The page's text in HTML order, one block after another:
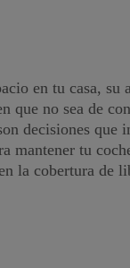
en tu casa, su
no sea de
decisiones
mantener tu
la cobertura de